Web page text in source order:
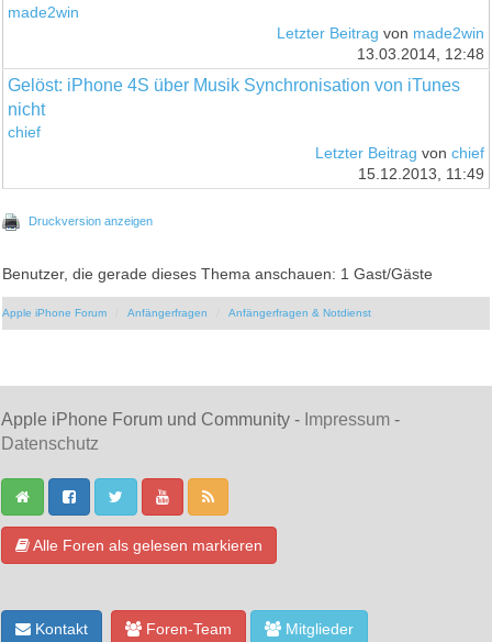
made2win
Letzter Beitrag von made2win
13.03.2014, 12:48
Gelöst: iPhone 4S über Musik Synchronisation von iTunes
nicht
chief
Letzter Beitrag von chief
15.12.2013, 11:49
Druckversion anzeigen
Benutzer, die gerade dieses Thema anschauen: 1 Gast/Gäste
Apple iPhone Forum Anfängerfragen Anfängerfragen & Notdienst
Apple iPhone Forum und Community - Impressum -
Datenschutz
Alle Foren als gelesen markieren
Kontakt Foren-Team Mitglieder